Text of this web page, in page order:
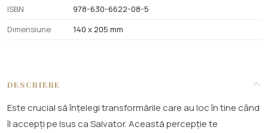
ISBN
978-630-6622-08-5
Dimensiune
140 x 205 mm
DESCRIERE
Este crucial să înțelegi transformările care au loc în tine când
îl accepți pe Isus ca Salvator. Această percepție te